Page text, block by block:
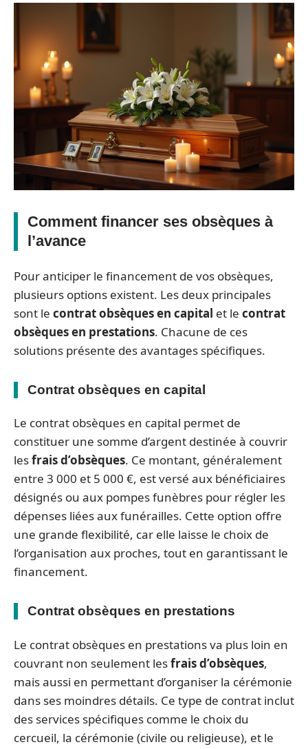
Comment financer ses obsèques à
l’avance
Pour anticiper le financement de vos obsèques,
plusieurs options existent. Les deux principales
sont le contrat obsèques en capital et le contrat
obsèques en prestations. Chacune de ces
solutions présente des avantages spécifiques.
Contrat obsèques en capital
Le contrat obsèques en capital permet de
constituer une somme d’argent destinée à couvrir
lesfrais d’obsèques. Ce montant, généralement
entre 3 000 et 5 000 €, est versé aux bénéficiaires
désignés ou aux pompes funèbres pour régler les
dépenses liées aux funérailles. Cette option offre
une grande flexibilité, car elle laisse le choix de
l’organisation aux proches, tout en garantissant le
financement.
Contrat obsèques en prestations
Le contrat obsèques en prestations va plus loin en
couvrant non seulement lesfrais d’obsèques,
mais aussi en permettant d’organiser la cérémonie
dans ses moindres détails. Ce type de contrat inclut
des services spécifiques comme le choix du
cercueil, la cérémonie (civile ou religieuse), et le